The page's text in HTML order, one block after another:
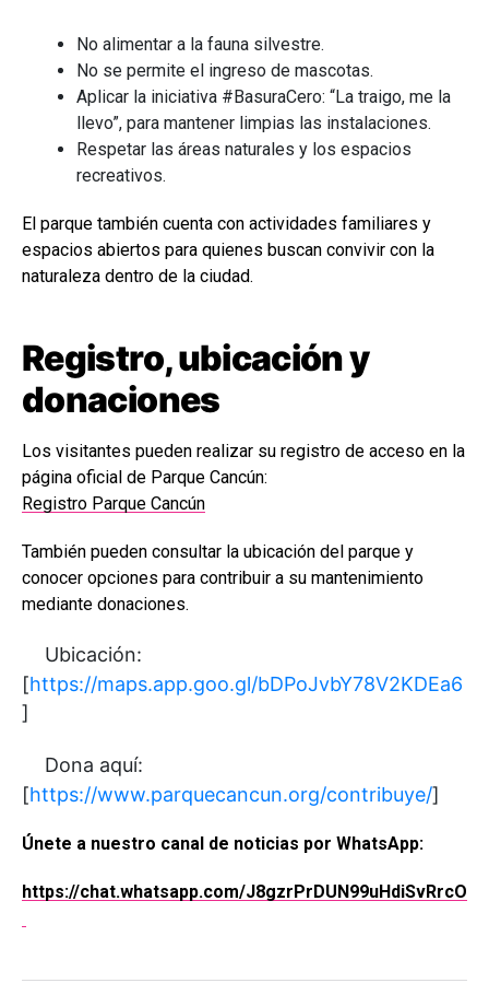
No alimentar a la fauna silvestre.
No se permite el ingreso de mascotas.
Aplicar la iniciativa #BasuraCero: “La traigo, me la
llevo”, para mantener limpias las instalaciones.
Respetar las áreas naturales y los espacios
recreativos.
El parque también cuenta con actividades familiares y
espacios abiertos para quienes buscan convivir con la
naturaleza dentro de la ciudad.
Registro, ubicación y
donaciones
Los visitantes pueden realizar su registro de acceso en la
página oficial de Parque Cancún:
Registro Parque Cancún
También pueden consultar la ubicación del parque y
conocer opciones para contribuir a su mantenimiento
mediante donaciones.
Ubicación:
[https://maps.app.goo.gl/bDPoJvbY78V2KDEa6
]
Dona aquí:
[https://www.parquecancun.org/contribuye/]
Únete a nuestro canal de noticias por WhatsApp:
https://chat.whatsapp.com/J8gzrPrDUN99uHdiSvRrcO